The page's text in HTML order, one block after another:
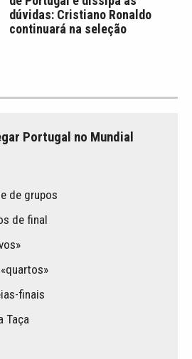
dúvidas: Cristiano Ronaldo
continuará na seleção
Portugal no Mundial
de grupos
de final
finais
Taça